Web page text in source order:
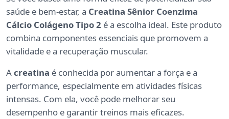
saúde e bem-estar, a Creatina Sênior Coenzima
Cálcio Colágeno Tipo 2 é a escolha ideal. Este produto
combina componentes essenciais que promovem a
vitalidade e a recuperação muscular.
Acreatina é conhecida por aumentar a força e a
performance, especialmente em atividades físicas
intensas. Com ela, você pode melhorar seu
desempenho e garantir treinos mais eficazes.